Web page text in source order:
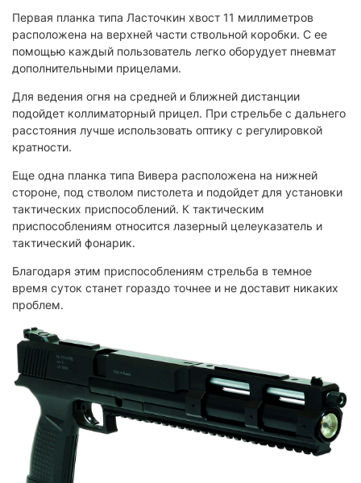
Первая планка типа Ласточкин хвост 11 миллиметров
расположена на верхней части ствольной коробки. С ее
помощью каждый пользователь легко оборудует пневмат
дополнительными прицелами.
Для ведения огня на средней и ближней дистанции
подойдет коллиматорный прицел. При стрельбе с дальнего
расстояния лучше использовать оптику с регулировкой
кратности.
Еще одна планка типа Вивера расположена на нижней
стороне, под стволом пистолета и подойдет для установки
тактических приспособлений. К тактическим
приспособлениям относится лазерный целеуказатель и
тактический фонарик.
Благодаря этим приспособлениям стрельба в темное
время суток станет гораздо точнее и не доставит никаких
проблем.